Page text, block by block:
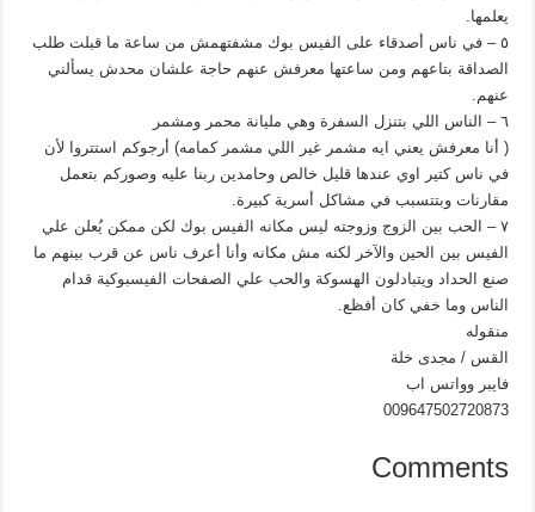
يعلمها.
٥ – في ناس أصدقاء على الفيس بوك مشفتهمش من ساعة ما قبلت طلب
الصداقة بتاعهم ومن ساعتها معرفش عنهم حاجة علشان محدش يسألني
عنهم.
٦ – الناس اللي بتنزل السفرة وهي مليانة محمر ومشمر
( أنا معرفش يعني ايه مشمر غير اللي مشمر كمامه) أرجوكم استتروا لأن
في ناس كتير اوي عندها قليل خالص وحامدين ربنا عليه وصوركم بتعمل
مقارنات وبتتسبب في مشاكل أسرية كبيرة.
٧ – الحب بين الزوج وزوجته ليس مكانه الفيس بوك لكن ممكن يُعلن علي
الفيس بين الحين والآخر لكنه مش مكانه وأنا أعرف ناس عن قرب بينهم ما
صنع الحداد ويتبادلون الهسوكة والحب علي الصفحات الفيسبوكية قدام
الناس وما خفي كان أفظع.
منقوله
القس / مجدى خلة
فايبر وواتس اب
009647502720873
Comments